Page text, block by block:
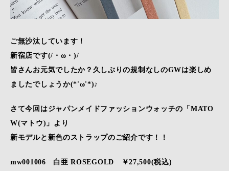
ご無沙汰しています！
新宿店です(/・ω・)/
皆さんお元気でしたか？久しぶりの規制なしのGWは楽しめ
ましたでしょうか(*'ω'*)♪
さて今回はジャパンメイドファッションウォッチの「MATO
W(マトウ)」より
新モデルと新色のストラップのご紹介です！！
mw001006 白亜 ROSEGOLD ￥27,500(税込)